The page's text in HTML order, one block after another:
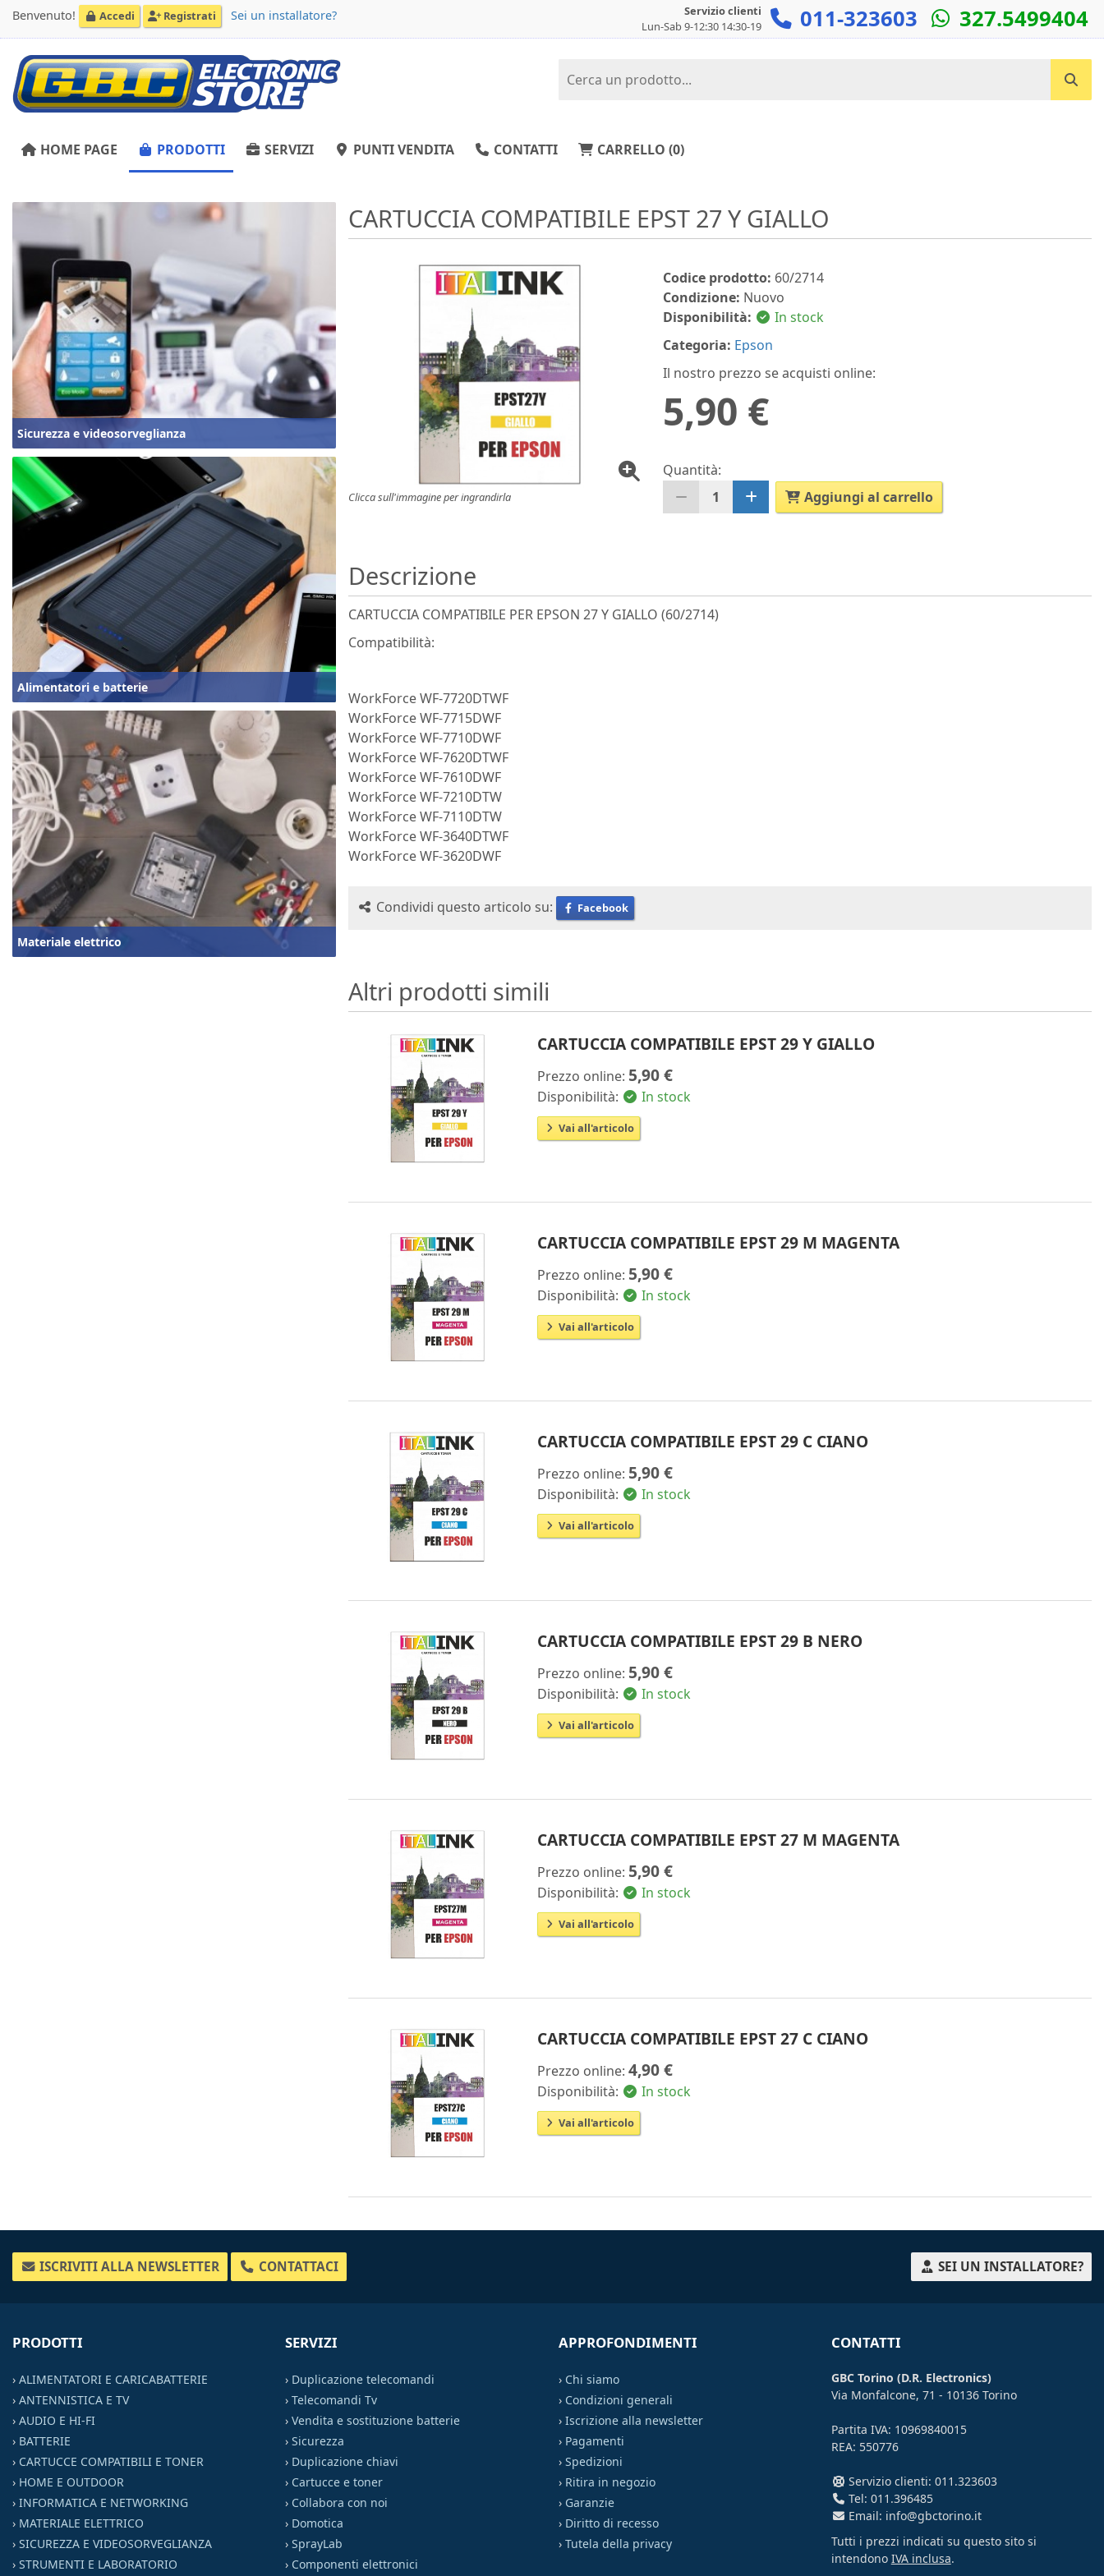
Benvenuto! Accedi Registrati Sei un installatore?
Servizio clienti
Lun-Sab 9-12:30 14:30-19
011-323603 327.5499404
Cerca un prodotto...
HOME PAGE PRODOTTI SERVIZI PUNTI VENDITA CONTATTI CARRELLO (0)
Sicurezza e videosorveglianza
Alimentatori e batterie
Materiale elettrico
CARTUCCIA COMPATIBILE EPST 27 Y GIALLO
Clicca sull'immagine per ingrandirla
Codice prodotto: 60/2714
Condizione: Nuovo
Disponibilità:
In stock
Categoria: Epson
Il nostro prezzo se acquisti online:
5,90 €
Quantità:
1
Aggiungi al carrello
Descrizione
CARTUCCIA COMPATIBILE PER EPSON 27 Y GIALLO (60/2714)
Compatibilità:
WorkForce WF-7720DTWF
WorkForce WF-7715DWF
WorkForce WF-7710DWF
WorkForce WF-7620DTWF
WorkForce WF-7610DWF
WorkForce WF-7210DTW
WorkForce WF-7110DTW
WorkForce WF-3640DTWF
WorkForce WF-3620DWF
Condividi questo articolo su: Facebook
Altri prodotti simili
CARTUCCIA COMPATIBILE EPST 29 Y GIALLO
Prezzo online: 5,90 €
Disponibilità: In stock
Vai all'articolo
CARTUCCIA COMPATIBILE EPST 29 M MAGENTA
Prezzo online: 5,90 €
Disponibilità: In stock
Vai all'articolo
CARTUCCIA COMPATIBILE EPST 29 C CIANO
Prezzo online: 5,90 €
Disponibilità: In stock
Vai all'articolo
CARTUCCIA COMPATIBILE EPST 29 B NERO
Prezzo online: 5,90 €
Disponibilità: In stock
Vai all'articolo
CARTUCCIA COMPATIBILE EPST 27 M MAGENTA
Prezzo online: 5,90 €
Disponibilità: In stock
Vai all'articolo
CARTUCCIA COMPATIBILE EPST 27 C CIANO
Prezzo online:4,90 €
Disponibilità: In stock
Vai all'articolo
ISCRIVITI ALLA NEWSLETTER CONTATTACI SEI UN INSTALLATORE?
PRODOTTI
› ALIMENTATORI E CARICABATTERIE
› ANTENNISTICA E TV
› AUDIO E HI-FI
› BATTERIE
› CARTUCCE COMPATIBILI E TONER
› HOME E OUTDOOR
› INFORMATICA E NETWORKING
› MATERIALE ELETTRICO
› SICUREZZA E VIDEOSORVEGLIANZA
› STRUMENTI E LABORATORIO
SERVIZI
› Duplicazione telecomandi
›Telecomandi Tv
›Vendita e sostituzione batterie
›Sicurezza
› Duplicazione chiavi
› Cartucce e toner
› Collabora con noi
› Domotica
›SprayLab
› Componenti elettronici
APPROFONDIMENTI
› Chi siamo
› Condizioni generali
› Iscrizione alla newsletter
› Pagamenti
› Spedizioni
› Ritira in negozio
› Garanzie
› Diritto di recesso
› Tutela della privacy
CONTATTI
GBC Torino (D.R. Electronics)
Via Monfalcone, 71 - 10136 Torino
Partita IVA: 10969840015
REA: 550776
Servizio clienti: 011.323603
Tel: 011.396485
Email: info@gbctorino.it
Tutti i prezzi indicati su questo sito si
intendono IVA inclusa.